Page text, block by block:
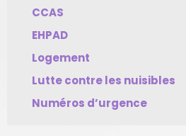
CCAS
EHPAD
Logement
Lutte contre les nuisibles
Numéros d’urgence